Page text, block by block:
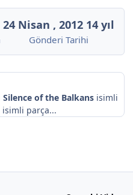
24 Nisan , 2012 14 yıl
Gönderi Tarihi
Silence of the Balkans isimli
parça...